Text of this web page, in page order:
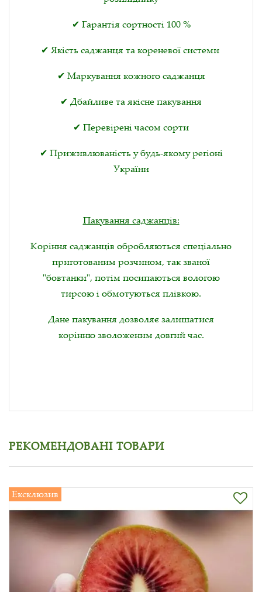
✔ Гарантія сортності 100 %
✔ Якість саджанця та кореневої системи
✔ Маркування кожного саджанця
✔ Дбайливе та якісне пакування
✔ Перевірені часом сорти
✔ Приживлюваність у будь-якому регіоні
України
Пакування саджанців:
Коріння саджанців обробляються спеціально
приготованим розчином, так званої
"бовтанки", потім посипаються вологою
тирсою і обмотуються плівкою.
Дане пакування дозволяє залишатися
корінню зволоженим довгий час.
РЕКОМЕНДОВАНІ ТОВАРИ
Ексклюзив